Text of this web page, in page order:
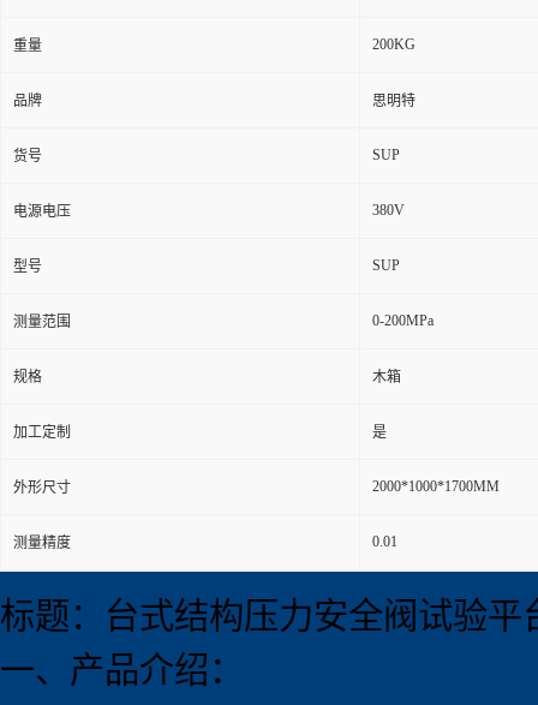
重量 200KG
品牌 思明特
货号 SUP
电源电压 380V
型号 SUP
测量范围 0-200MPa
规格 木箱
加工定制 是
外形尺寸 2000*1000*1700MM
测量精度 0.01
标题：台式结构压力安全阀试验平
一、产品介绍：